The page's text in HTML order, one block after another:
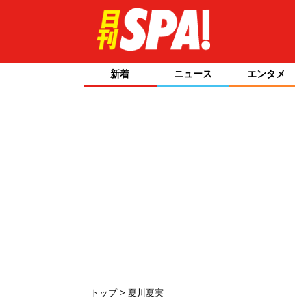
新着 ニュース エンタメ
トップ 夏川夏実